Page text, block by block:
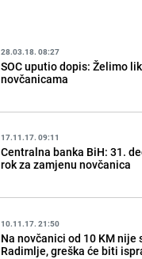
28.03.18. 08:27
SOC uputio dopis: Želimo
novčanicama
17.11.17. 09:11
Centralna banka BiH: 31.
rok za zamjenu novčanica
10.11.17. 21:50
Na novčanici od 10 KM nije
Radimlje, greška će biti